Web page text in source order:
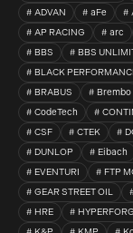
ADVAN
aFe
AP RACING
arc
BBS
BBS
BLACK
BRABUS
Brembo
CodeTech
CSF
CTEK
DUNLOP
Eibach
EVENTURI
FTP
GEAR STREET OIL
HRE